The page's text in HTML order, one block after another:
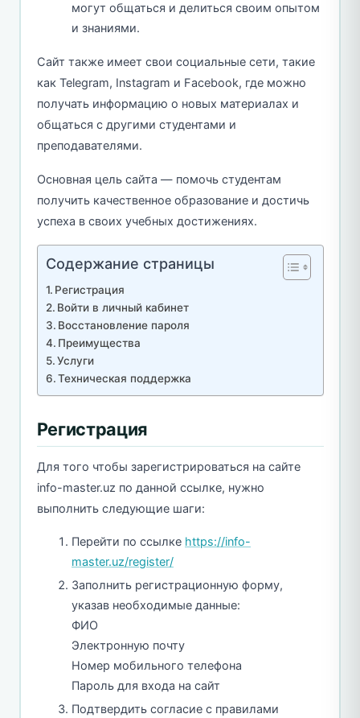
могут общаться и делиться своим опытом
и знаниями.
Сайт также имеет свои социальные сети, такие
как Telegram, Instagram и Facebook, где можно
получать информацию о новых материалах и
общаться с другими студентами и
преподавателями.
Основная цель сайта — помочь студентам
получить качественное образование и достичь
успеха в своих учебных достижениях.
Содержание страницы
Регистрация
Войти в личный кабинет
Восстановление пароля
Преимущества
Услуги
Техническая поддержка
Регистрация
Для того чтобы зарегистрироваться на сайте
info-master.uz по данной ссылке, нужно
выполнить следующие шаги:
Перейти по ссылке https://info-
master.uz/register/
Заполнить регистрационную форму,
указав необходимые данные:
ФИО
Электронную почту
Номер мобильного телефона
Пароль для входа на сайт
Подтвердить согласие с правилами